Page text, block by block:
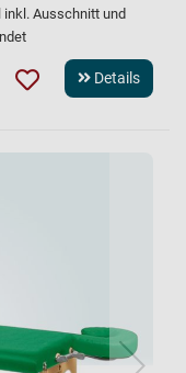
Ausschnitt und
Details